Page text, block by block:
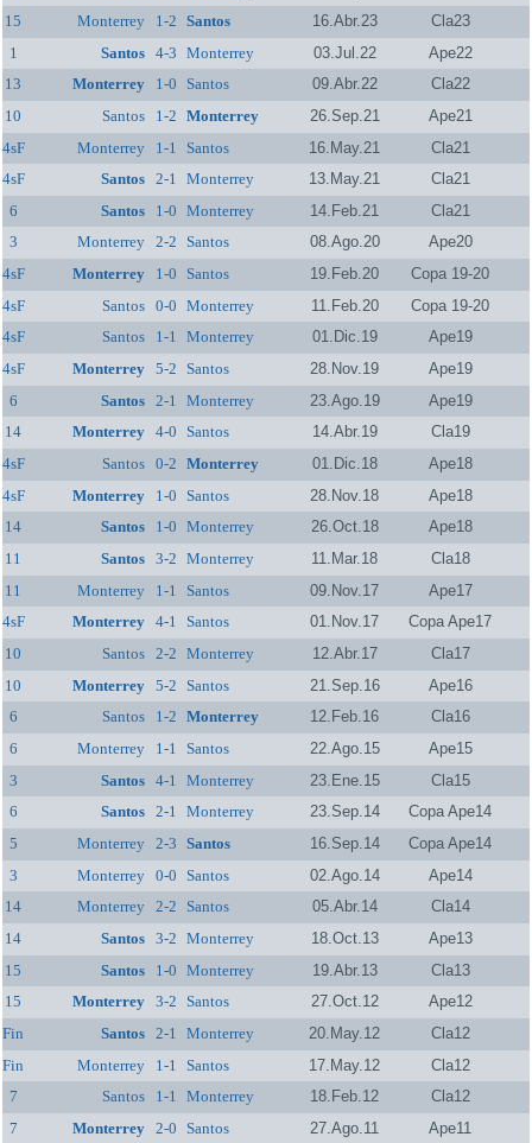
15
Monterrey 1-2 Santos 16.Abr.23
Cla23
1
Santos 4-3 Monterrey 03.Jul.22
Ape22
13
Monterrey 1-0 Santos 09.Abr.22
Cla22
10
Santos 1-2 Monterrey 26.Sep.21
Ape21
4sF
Monterrey 1-1 Santos 16.May.21
Cla21
4sF
Santos 2-1 Monterrey 13.May.21
Cla21
6
Santos 1-0 Monterrey 14.Feb.21
Cla21
3
Monterrey 2-2 Santos 08.Ago.20
Ape20
4sF
Monterrey 1-0 Santos 19.Feb.20
Copa 19-20
4sF
Santos 0-0 Monterrey 11.Feb.20
Copa 19-20
4sF
Santos 1-1 Monterrey 01.Dic.19
Ape19
4sF
Monterrey 5-2 Santos 28.Nov.19
Ape19
6
Santos 2-1 Monterrey 23.Ago.19
Ape19
14
Monterrey 4-0 Santos 14.Abr.19
Cla19
4sF
Santos 0-2 Monterrey 01.Dic.18
Ape18
4sF
Monterrey 1-0 Santos 28.Nov.18
Ape18
14
Santos 1-0 Monterrey 26.Oct.18
Ape18
11
Santos 3-2 Monterrey 11.Mar.18
Cla18
11
Monterrey 1-1 Santos 09.Nov.17
Ape17
4sF
Monterrey 4-1 Santos 01.Nov.17
Copa Ape17
10
Santos 2-2 Monterrey 12.Abr.17
Cla17
10
Monterrey 5-2 Santos 21.Sep.16
Ape16
6
Santos 1-2 Monterrey 12.Feb.16
Cla16
6
Monterrey 1-1 Santos 22.Ago.15
Ape15
3
Santos 4-1 Monterrey 23.Ene.15
Cla15
6
Santos 2-1 Monterrey 23.Sep.14
Copa Ape14
5
Monterrey 2-3 Santos 16.Sep.14
Copa Ape14
3
Monterrey 0-0 Santos 02.Ago.14
Ape14
14
Monterrey 2-2 Santos 05.Abr.14
Cla14
14
Santos 3-2 Monterrey 18.Oct.13
Ape13
15
Santos 1-0 Monterrey 19.Abr.13
Cla13
15
Monterrey 3-2 Santos 27.Oct.12
Ape12
Fin
Santos 2-1 Monterrey 20.May.12
Cla12
Fin
Monterrey 1-1 Santos 17.May.12
Cla12
7
Santos 1-1 Monterrey 18.Feb.12
Cla12
7
Monterrey 2-0 Santos 27.Ago.11 Ape11